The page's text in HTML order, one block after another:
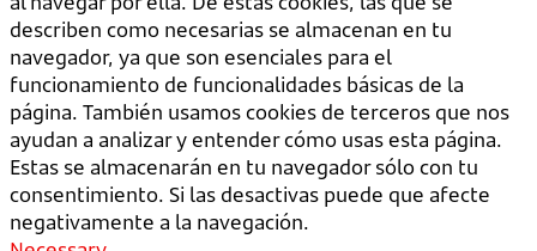
describen como necesarias se almacenan en tu
navegador, ya que son esenciales para el
funcionamiento de funcionalidades básicas de la
página. También usamos cookies de terceros que nos
ayudan a analizar y entender cómo usas esta página.
Estas se almacenarán en tu navegador sólo con tu
consentimiento. Si las desactivas puede que afecte
negativamente a la navegación.